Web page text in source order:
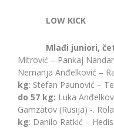
LOW KICK
Mlađi juniori,
Mitrović – Pankaj
Nemanja Anđelković –
kg: Stefan Paunović –
do 57 kg: Luka
Gamzatov (Rusija) -.
kg: Danilo Ratkić –